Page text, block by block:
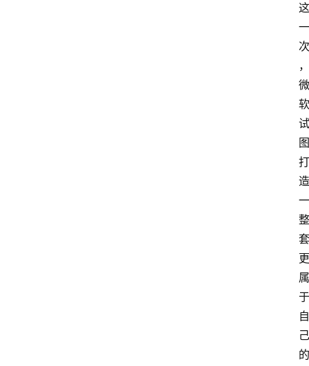
这
一
次
，
微
软
试
图
打
造
一
整
套
更
属
于
自
己
的